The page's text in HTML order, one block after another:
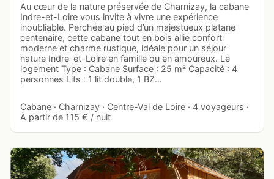
Au cœur de la nature préservée de Charnizay, la cabane
Indre-et-Loire vous invite à vivre une expérience
inoubliable. Perchée au pied d’un majestueux platane
centenaire, cette cabane tout en bois allie confort
moderne et charme rustique, idéale pour un séjour
nature Indre-et-Loire en famille ou en amoureux. Le
logement Type : Cabane Surface : 25 m² Capacité : 4
personnes Lits : 1 lit double, 1 BZ…
Cabane · Charnizay · Centre-Val de Loire · 4 voyageurs ·
À partir de 115 € / nuit